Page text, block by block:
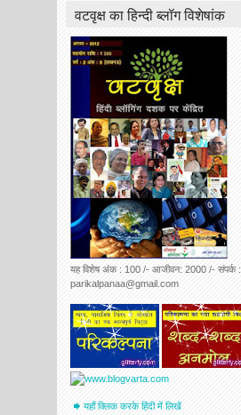
वटवृक्ष का हिन्दी ब्लॉग विशेषांक
यह विशेष अंक : 100 /- आजीवन: 2000 /- संपर्क :
parikalpanaa@gmail.com
यहाँ क्लिक करके हिंदी में लिखें